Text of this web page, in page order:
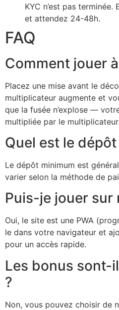
KYC n’est pas
et attendez 24-48h.
FAQ
Comment jouer
Placez une mise avant le
multiplicateur augmente et
que la fusée n’explose —
multipliée par le multiplicateur.
Quel est le
Le dépôt minimum est
varier selon la méthode de
Puis-je jouer sur
Oui, le site est une PWA
le dans votre navigateur et
pour un accès rapide.
Les bonus sont-
?
Non, vous pouvez choisir de